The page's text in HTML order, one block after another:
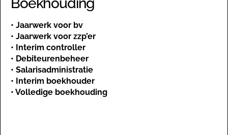
• Jaarwerk voor bv
• Jaarwerk voor zzp’er
• Interim controller
• Debiteurenbeheer
• Salarisadministratie
• Interim boekhouder
• Volledige boekhouding